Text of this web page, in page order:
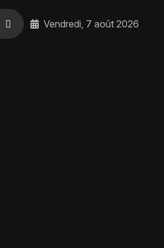
Vendredi, 7 août 2026